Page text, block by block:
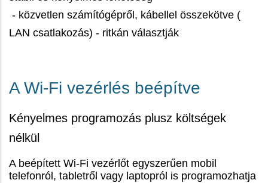
- közvetlen számítógépről, kábellel összekötve (
LAN csatlakozás) - ritkán választják
A Wi-Fi vezérlés beépítve
Kényelmes programozás plusz költségek
nélkül
A beépített Wi-Fi vezérlőt egyszerűen mobil
telefonról, tabletről vagy laptopról is programozhatja